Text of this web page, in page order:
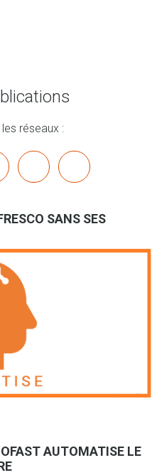
réseaux :
youtubebluesky mastodon
SANS SES
AUTOMATISE LE